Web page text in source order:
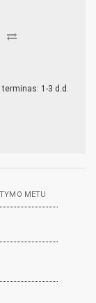
1-3 d.d.
METU